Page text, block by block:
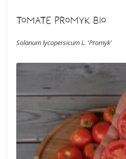
Tomate Promyk Bio
Solanum lycopersicum L. 'Promyk'